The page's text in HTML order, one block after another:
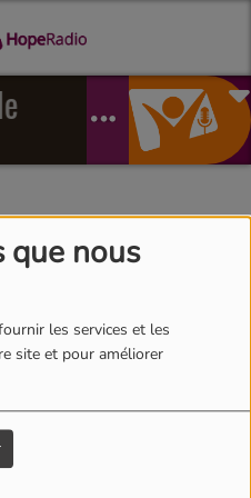
que nous
les services et les
site et pour améliorer
week-end